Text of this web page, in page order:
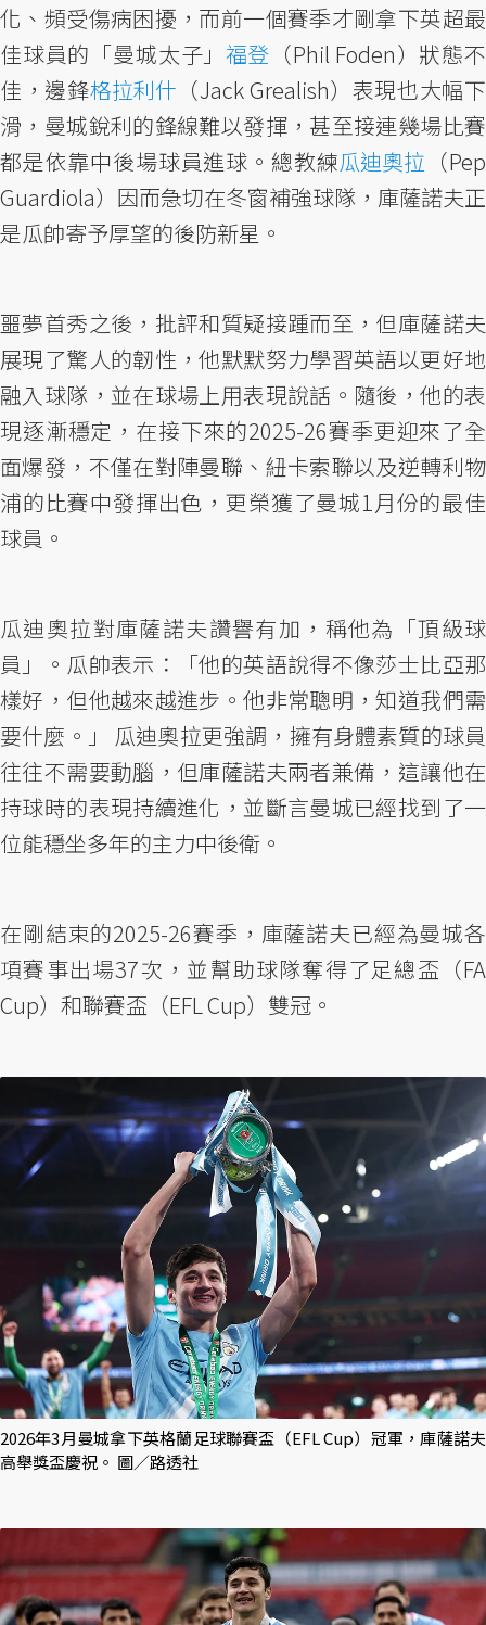
化、頻受傷病困擾，而前一個賽季才剛拿下英超最
佳球員的「曼城太子」福登 （Phil Foden）狀態不
佳，邊鋒格拉利什 （Jack Grealish）表現也大幅下
滑，曼城銳利的鋒線難以發揮，甚至接連幾場比賽
都是依靠中後場球員進球。總教練瓜迪奧拉 （Pep
Guardiola）因而急切在冬窗補強球隊，庫薩諾夫正
是瓜帥寄予厚望的後防新星。
噩夢首秀之後，批評和質疑接踵而至，但庫薩諾夫
展現了驚人的韌性，他默默努力學習英語以更好地
融入球隊，並在球場上用表現說話。隨後，他的表
現逐漸穩定，在接下來的2025-26賽季更迎來了全
面爆發，不僅在對陣曼聯、紐卡索聯以及逆轉利物
浦的比賽中發揮出色，更榮獲了曼城1月份的最佳
球員。
瓜迪奧拉對庫薩諾夫讚譽有加，稱他為「頂級球
員」。瓜帥表示：「他的英語說得不像莎士比亞那
樣好，但他越來越進步。他非常聰明，知道我們需
要什麼。」 瓜迪奧拉更強調，擁有身體素質的球員
往往不需要動腦，但庫薩諾夫兩者兼備，這讓他在
持球時的表現持續進化，並斷言曼城已經找到了一
位能穩坐多年的主力中後衛。
在剛結束的2025-26賽季，庫薩諾夫已經為曼城各
項賽事出場37次，並幫助球隊奪得了足總盃（FA
Cup）和聯賽盃（EFL Cup）雙冠。
2026年3月曼城拿下英格蘭足球聯賽盃（EFL Cup）冠軍，庫薩諾夫
高舉獎盃慶祝。 圖／路透社